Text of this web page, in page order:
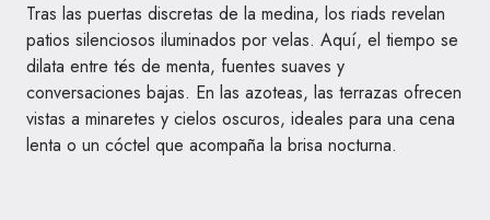
Tras las puertas discretas de la medina, los riads revelan
patios silenciosos iluminados por velas. Aquí, el tiempo se
dilata entre tés de menta, fuentes suaves y
conversaciones bajas. En las azoteas, las terrazas ofrecen
vistas a minaretes y cielos oscuros, ideales para una cena
lenta o un cóctel que acompaña la brisa nocturna.